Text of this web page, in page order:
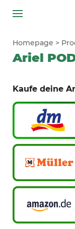
Homepage
Ariel
Kaufe deine